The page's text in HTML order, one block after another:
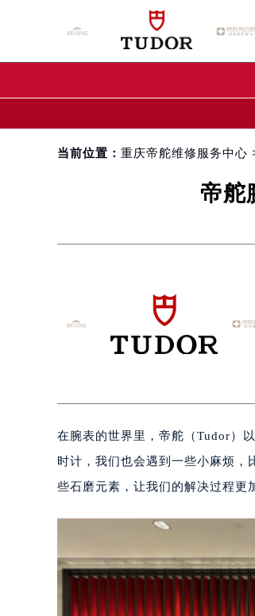
当前位置： 重庆帝舵维修服务中心
帝舵
在腕表的世界里，帝舵（Tudor）
时计，我们也会遇到一些小麻烦
些石磨元素，让我们的解决过程更